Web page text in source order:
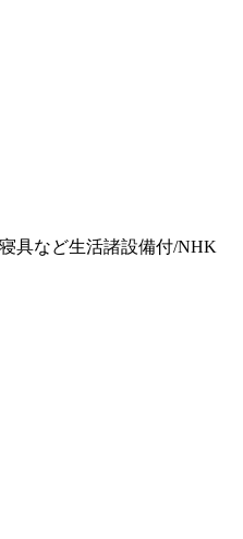
具など生活諸設備付/NHK